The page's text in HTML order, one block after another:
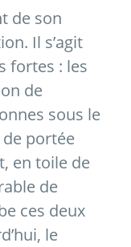
de son
Il s’agit
fortes : les
de
sous le
de portée
en toile de
de
ces deux
le